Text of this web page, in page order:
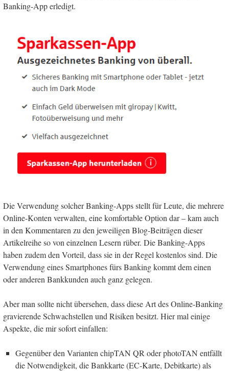
Banking-App erledigt.
Die Verwendung solcher Banking-Apps stellt für Leute, die mehrere
Online-Konten verwalten, eine komfortable Option dar – kam auch
in den Kommentaren zu den jeweiligen Blog-Beiträgen dieser
Artikelreihe so von einzelnen Lesern rüber. Die Banking-Apps
haben zudem den Vorteil, dass sie in der Regel kostenlos sind. Die
Verwendung eines Smartphones fürs Banking kommt dem einen
oder anderen Bankkunden auch ganz gelegen.
Aber man sollte nicht übersehen, dass diese Art des Online-Banking
gravierende Schwachstellen und Risiken besitzt. Hier mal einige
Aspekte, die mir sofort einfallen:
Gegenüber den Varianten chipTAN QR oder photoTAN entfällt
die Notwendigkeit, die Bankkarte (EC-Karte, Debitkarte) als